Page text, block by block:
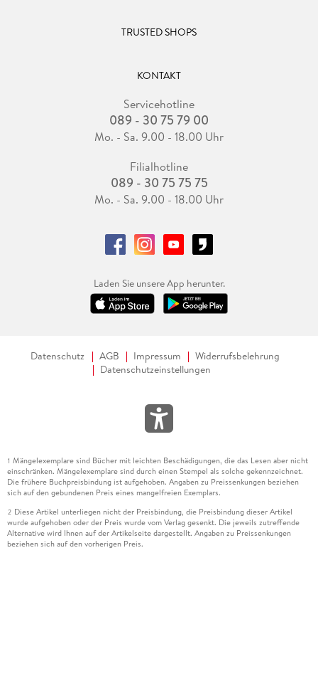
TRUSTED SHOPS
KONTAKT
Servicehotline
089 - 30 75 79 00
Mo. - Sa. 9.00 - 18.00 Uhr
Filialhotline
089 - 30 75 75 75
Mo. - Sa. 9.00 - 18.00 Uhr
Laden Sie unsere App herunter.
Datenschutz AGB Impressum
Widerrufsbelehrung
Datenschutzeinstellungen
1 Mängelexemplare sind Bücher mit leichten Beschädigungen, die das Lesen aber nicht
einschränken. Mängelexemplare sind durch einen Stempel als solche gekennzeichnet.
Die frühere Buchpreisbindung ist aufgehoben. Angaben zu Preissenkungen beziehen
sich auf den gebundenen Preis eines mangelfreien Exemplars.
2 Diese Artikel unterliegen nicht der Preisbindung, die Preisbindung dieser Artikel
wurde aufgehoben oder der Preis wurde vom Verlag gesenkt. Die jeweils zutreffende
Alternative wird Ihnen auf der Artikelseite dargestellt. Angaben zu Preissenkungen
beziehen sich auf den vorherigen Preis.